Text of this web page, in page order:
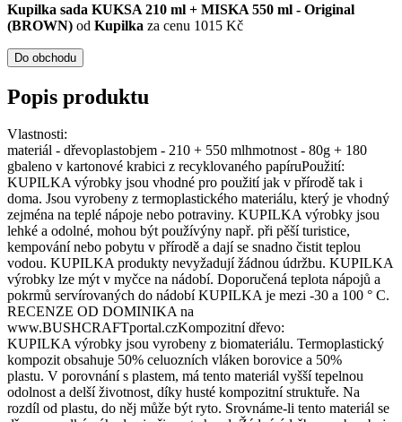
Kupilka sada KUKSA 210 ml + MISKA 550 ml - Original
(BROWN) od Kupilka za cenu 1015 Kč
Do obchodu
Popis produktu
Vlastnosti:
materiál - dřevoplastobjem - 210 + 550 mlhmotnost - 80g + 180
gbaleno v kartonové krabici z recyklovaného papíruPoužití:
KUPILKA výrobky jsou vhodné pro použití jak v přírodě tak i
doma. Jsou vyrobeny z termoplastického materiálu, který je vhodný
zejména na teplé nápoje nebo potraviny. KUPILKA výrobky jsou
lehké a odolné, mohou být používýny např. při pěší turistice,
kempování nebo pobytu v přírodě a dají se snadno čistit teplou
vodou. KUPILKA produkty nevyžadují žádnou údržbu. KUPILKA
výrobky lze mýt v myčce na nádobí. Doporučená teplota nápojů a
pokrmů servírovaných do nádobí KUPILKA je mezi -30 a 100 ° C.
RECENZE OD DOMINIKA na
www.BUSHCRAFTportal.czKompozitní dřevo:
KUPILKA výrobky jsou vyrobeny z biomateriálu. Termoplastický
kompozit obsahuje 50% celuozních vláken borovice a 50%
plastu. V porovnání s plastem, má tento materiál vyšší tepelnou
odolnost a delší životnost, díky husté kompozitní struktuře. Na
rozdíl od plastu, do něj může být ryto. Srovnáme-li tento materiál se